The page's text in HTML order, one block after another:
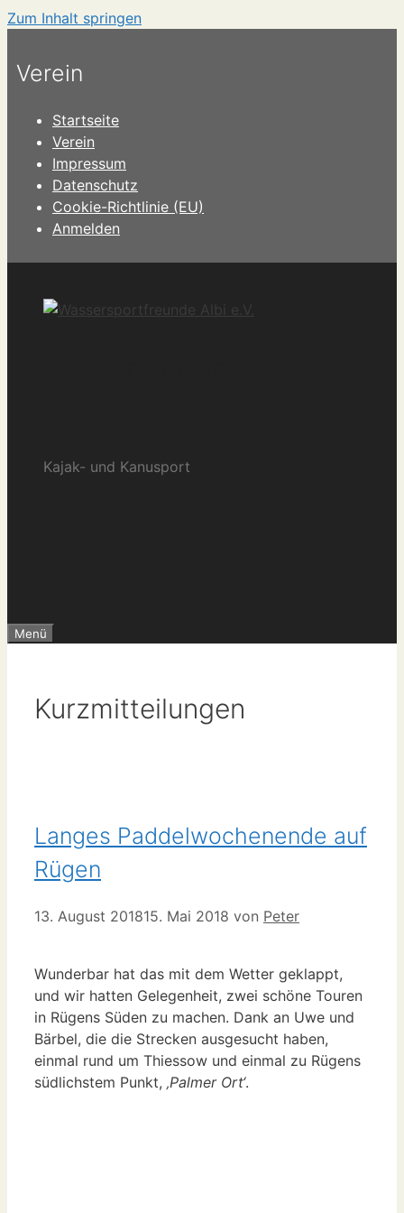
Zum Inhalt springen
Verein
Startseite
Verein
Impressum
Datenschutz
Cookie-Richtlinie (EU)
Anmelden
Kajak- und Kanusport
Menü
Kurzmitteilungen
Langes Paddelwochenende auf
Rügen
13. August 201815. Mai 2018 von Peter
Wunderbar hat das mit dem Wetter geklappt,
und wir hatten Gelegenheit, zwei schöne Touren
in Rügens Süden zu machen. Dank an Uwe und
Bärbel, die die Strecken ausgesucht haben,
einmal rund um Thiessow und einmal zu Rügens
südlichstem Punkt, ‚Palmer Ort‘.